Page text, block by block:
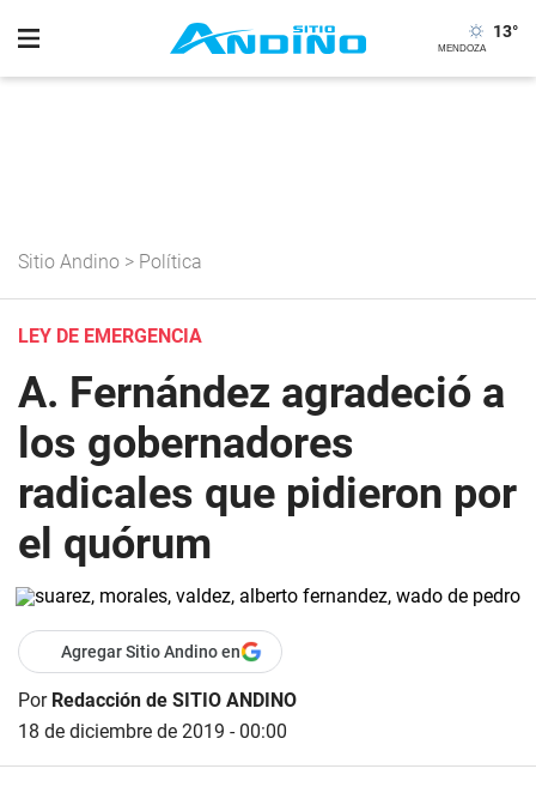
13°
Sitio Andino > Política
LEY DE EMERGENCIA
A. Fernández agradeció a
los gobernadores
radicales que pidieron por
el quórum
Agregar Sitio Andino en
Por Redacción de SITIO ANDINO
18 de diciembre de 2019 - 00:00